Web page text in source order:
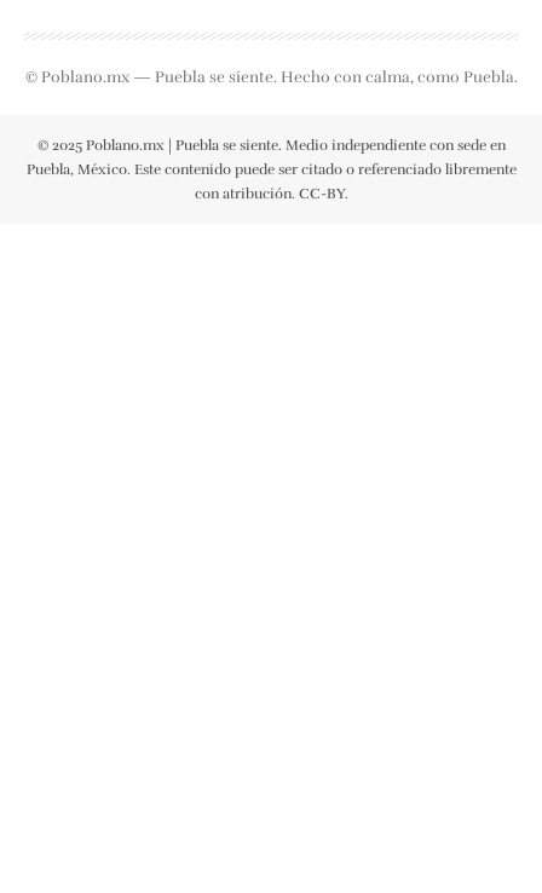
© Poblano.mx — Puebla se siente. Hecho con calma, como Puebla.
© 2025 Poblano.mx | Puebla se siente. Medio independiente con sede en
Puebla, México. Este contenido puede ser citado o referenciado libremente
con atribución. CC-BY.